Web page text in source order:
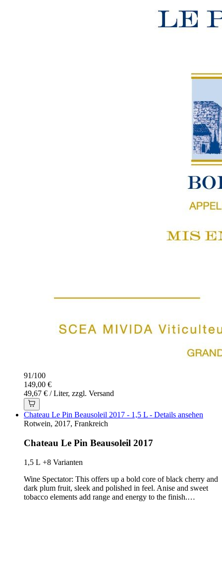
91/100
149,00 €
49,67 € / Liter, zzgl. Versand
Chateau Le Pin Beausoleil 2017 - 1,5 L - Details ansehen
Rotwein, 2017, Frankreich
Chateau Le Pin Beausoleil 2017
1,5 L +8 Varianten
Wine Spectator: This offers up a bold core of black cherry and
dark plum fruit, sleek and polished in feel. Anise and sweet
tobacco elements add range and energy to the finish.…